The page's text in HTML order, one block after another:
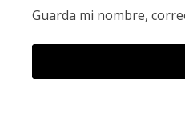
Guarda mi nombre,